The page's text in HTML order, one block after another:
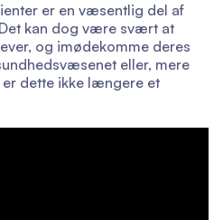
er en væsentlig del af
kan dog være svært at
og imødekomme deres
eller, mere
er dette ikke længere et